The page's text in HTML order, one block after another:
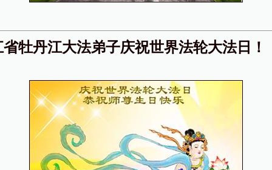
牡丹江大法弟子庆祝世界法轮大法日！